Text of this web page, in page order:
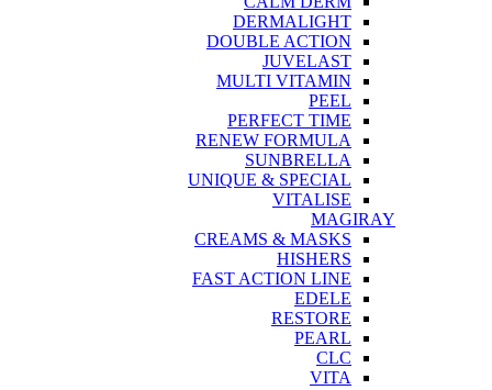
DERMALIGHT
DOUBLE ACTION
JUVELAST
MULTI VITAMIN
PEEL
PERFECT TIME
RENEW FORMULA
SUNBRELLA
UNIQUE & SPECIAL
VITALISE
MAGIRAY
CREAMS & MASKS
HISHERS
FAST ACTION LINE
EDELE
RESTORE
PEARL
CLC
VITA